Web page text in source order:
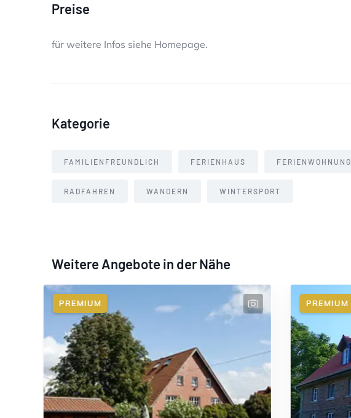
Preise
für weitere Infos siehe Homepage.
Kategorie
FAMILIENFREUNDLICH FERIENHAUS FERIENWOHNUNG
RADFAHREN WANDERN WINTERSPORT
Weitere Angebote in der Nähe